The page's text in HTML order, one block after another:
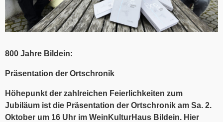
800 Jahre Bildein:
Präsentation der Ortschronik
Höhepunkt der zahlreichen Feierlichkeiten zum
Jubiläum ist die Präsentation der Ortschronik am Sa. 2.
Oktober um 16 Uhr im WeinKulturHaus Bildein. Hier